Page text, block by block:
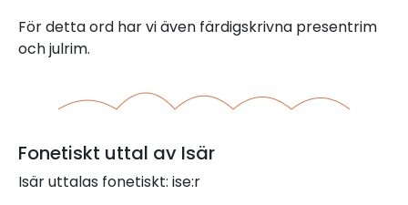
För detta ord har vi även färdigskrivna presentrim
och julrim.
Fonetiskt uttal av Isär
Isär uttalas fonetiskt: ise:r